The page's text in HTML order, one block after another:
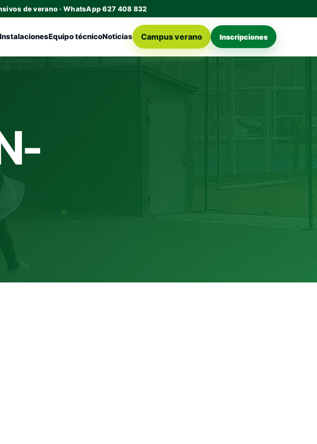
de verano · WhatsApp 627 408 832
Equipo técnicoNoticias Campus verano Inscripciones